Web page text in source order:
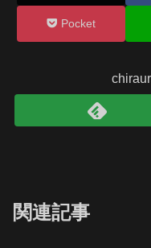
Pocket
関連記事